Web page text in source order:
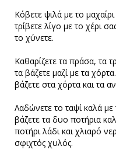
Κόβετε ψιλά με το
τρίβετε λίγο με το χέρι
το χύνετε.
Καθαρίζετε τα πράσα, τα
τα βάζετε μαζί με τα
βάζετε στα χόρτα και τα
Λαδώνετε το ταψί καλά με
βάζετε τα δυο ποτήρια
ποτήρι λάδι και χλιαρό
σφιχτός χυλός.